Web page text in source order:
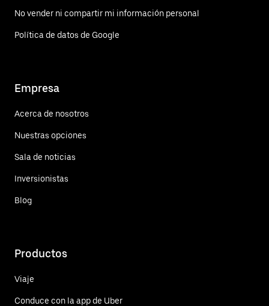
No vender ni compartir mi información personal
Política de datos de Google
Empresa
Acerca de nosotros
Nuestras opciones
Sala de noticias
Inversionistas
Blog
Productos
Viaje
Conduce con la app de Uber